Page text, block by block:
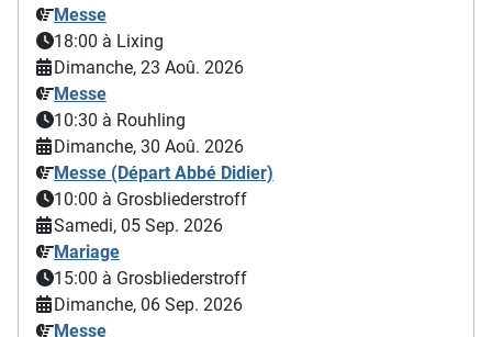
Messe
18:00 à Lixing
Dimanche, 23 Aoû. 2026
Messe
10:30 à Rouhling
Dimanche, 30 Aoû. 2026
Messe (Départ Abbé Didier)
10:00 à Grosbliederstroff
Samedi, 05 Sep. 2026
Mariage
15:00 à Grosbliederstroff
Dimanche, 06 Sep. 2026
Messe